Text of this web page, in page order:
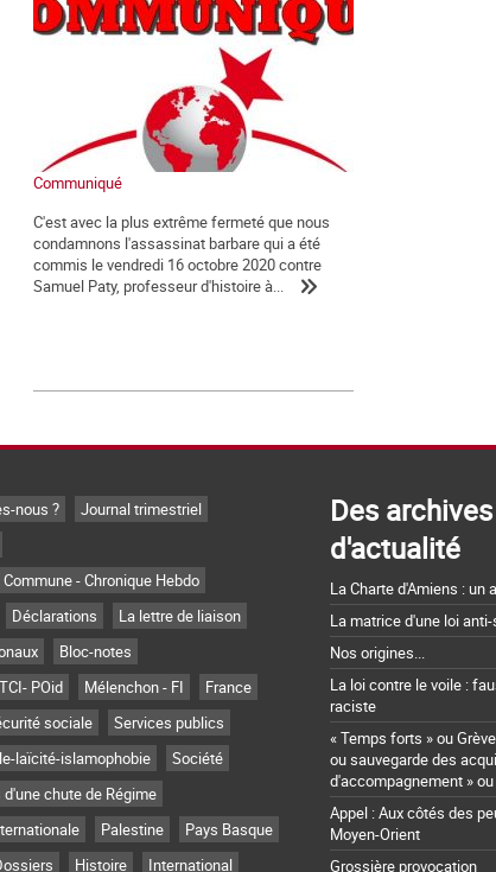
Communiqué
C'est avec la plus extrême fermeté que nous
condamnons l'assassinat barbare qui a été
commis le vendredi 16 octobre 2020 contre
Samuel Paty, professeur d'histoire à...
nous ?
Journal trimestriel
- Chronique Hebdo
Déclarations
La lettre de liaison
Bloc-notes
POid
Mélenchon - FI
France
sociale
Services publics
laïcité-islamophobie
Société
chute de Régime
Palestine
Pays Basque
Histoire International
Des
d'actualité
La Charte d'Amiens : un
La matrice d'une loi
Nos origines...
La loi contre le voile :
raciste
« Temps forts » ou
ou sauvegarde des
d'accompagnement »
Appel : Aux côtés des
Moyen-Orient
Grossière provocation